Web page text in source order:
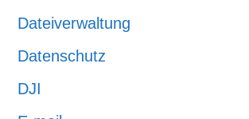
Dateiverwaltung
Datenschutz
DJI